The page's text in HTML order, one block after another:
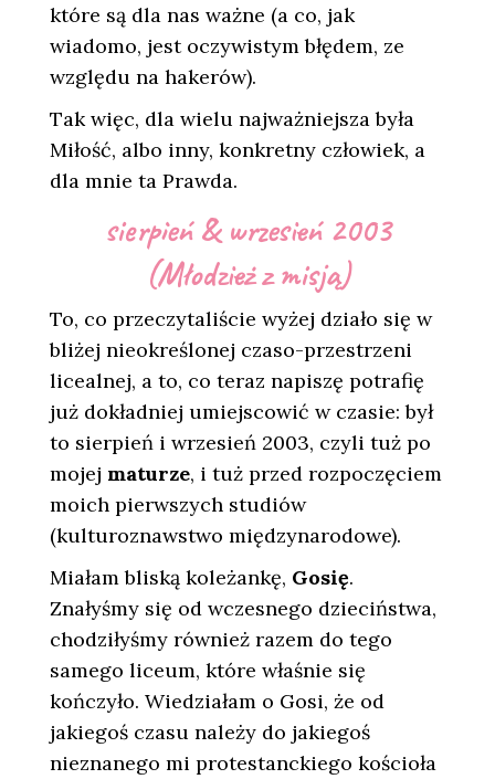
które są dla nas ważne (a co, jak
wiadomo, jest oczywistym błędem, ze
względu na hakerów).
Tak więc, dla wielu najważniejsza była
Miłość, albo inny, konkretny człowiek, a
dla mnie ta Prawda.
sierpień & wrzesień 2003
(Młodzież z misją)
To, co przeczytaliście wyżej działo się w
bliżej nieokreślonej czaso-przestrzeni
licealnej, a to, co teraz napiszę potrafię
już dokładniej umiejscowić w czasie: był
to sierpień i wrzesień 2003, czyli tuż po
mojej maturze, i tuż przed rozpoczęciem
moich pierwszych studiów
(kulturoznawstwo międzynarodowe).
Miałam bliską koleżankę, Gosię.
Znałyśmy się od wczesnego dzieciństwa,
chodziłyśmy również razem do tego
samego liceum, które właśnie się
kończyło. Wiedziałam o Gosi, że od
jakiegoś czasu należy do jakiegoś
nieznanego mi protestanckiego kościoła